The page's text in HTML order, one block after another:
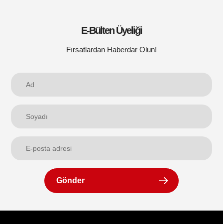
E-Bülten Üyeliği
Fırsatlardan Haberdar Olun!
Gönder